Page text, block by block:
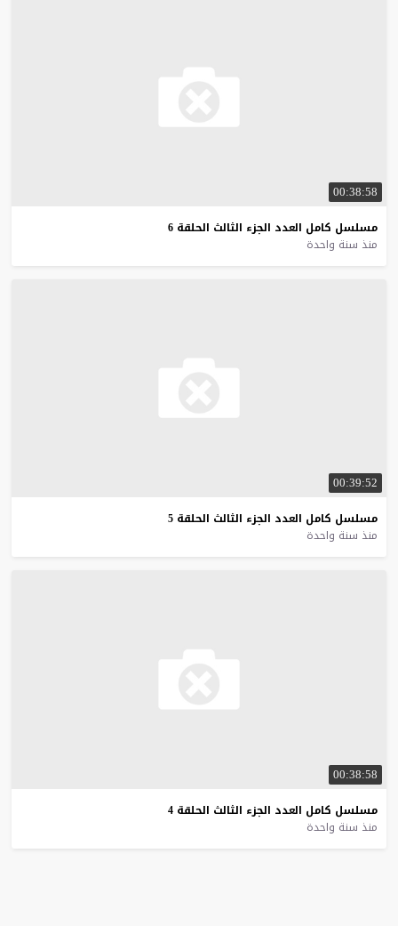
00:38:58
مسلسل كامل العدد الجزء الثالث الحلقة 6
منذ سنة واحدة
00:39:52
مسلسل كامل العدد الجزء الثالث الحلقة 5
منذ سنة واحدة
00:38:58
مسلسل كامل العدد الجزء الثالث الحلقة 4
منذ سنة واحدة